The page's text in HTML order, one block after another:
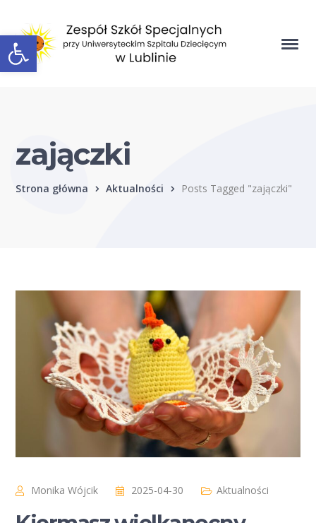
Open toolbar
zajączki
Strona główna Aktualności Posts Tagged "zajączki"
Monika Wójcik 2025-04-30 Aktualności